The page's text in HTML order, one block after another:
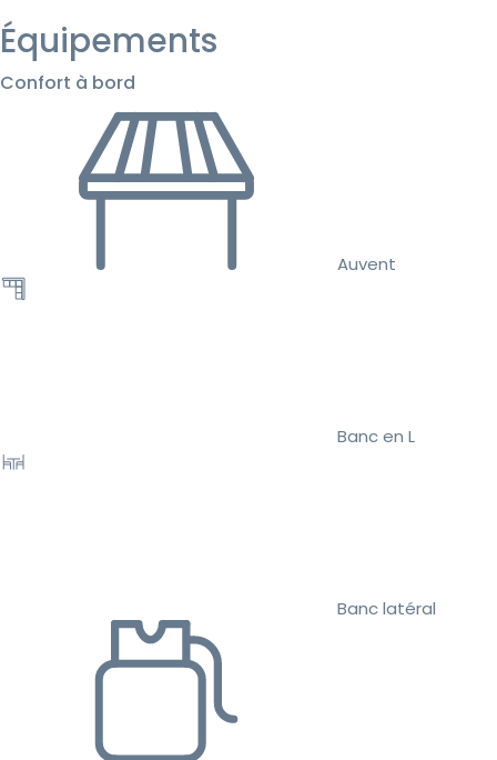
Équipements
Confort à bord
Auvent
Banc en L
Banc latéral